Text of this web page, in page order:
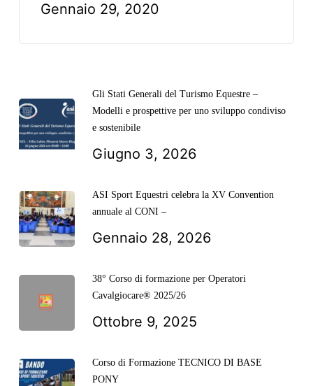
Gennaio 29, 2020
Gli Stati Generali del Turismo Equestre –
Modelli e prospettive per uno sviluppo condiviso
e sostenibile
Giugno 3, 2026
ASI Sport Equestri celebra la XV Convention
annuale al CONI –
Gennaio 28, 2026
38° Corso di formazione per Operatori
Cavalgiocare® 2025/26
Ottobre 9, 2025
Corso di Formazione TECNICO DI BASE
PONY